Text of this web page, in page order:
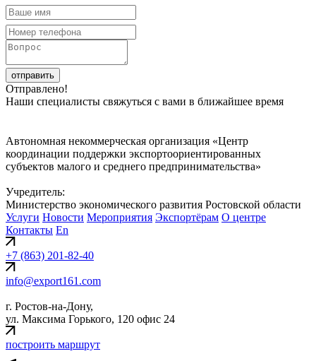
отправить
Отправлено!
Наши специалисты свяжуться с вами в ближайшее время
Автономная некоммерческая организация «Центр
координации поддержки экспортоориентированных
субъектов малого и среднего предпринимательства»
Учредитель:
Министерство экономического развития Ростовской области
Услуги Новости Мероприятия Экспортёрам О центре
Контакты En
+7 (863) 201-82-40
info@export161.com
г. Ростов-на-Дону,
ул. Максима Горького, 120 офис 24
построить маршрут